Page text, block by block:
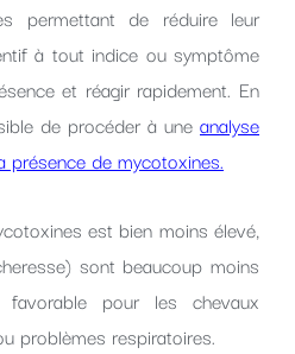
permettant de réduire leur
à tout indice ou symptôme
et réagir rapidement. En
de procéder à une analyse
de mycotoxines.
est bien moins élevé,
sont beaucoup moins
pour les chevaux
problèmes respiratoires.